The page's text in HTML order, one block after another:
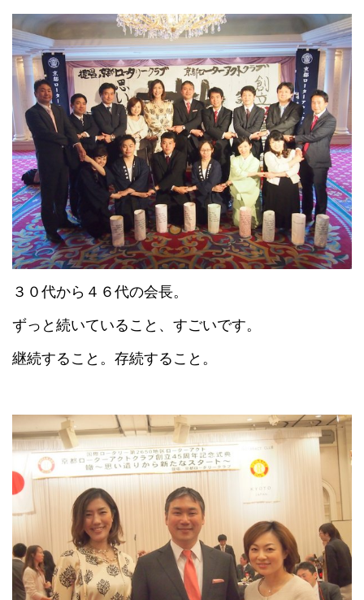
３０代から４６代の会長。
ずっと続いていること、すごいです。
継続すること。存続すること。